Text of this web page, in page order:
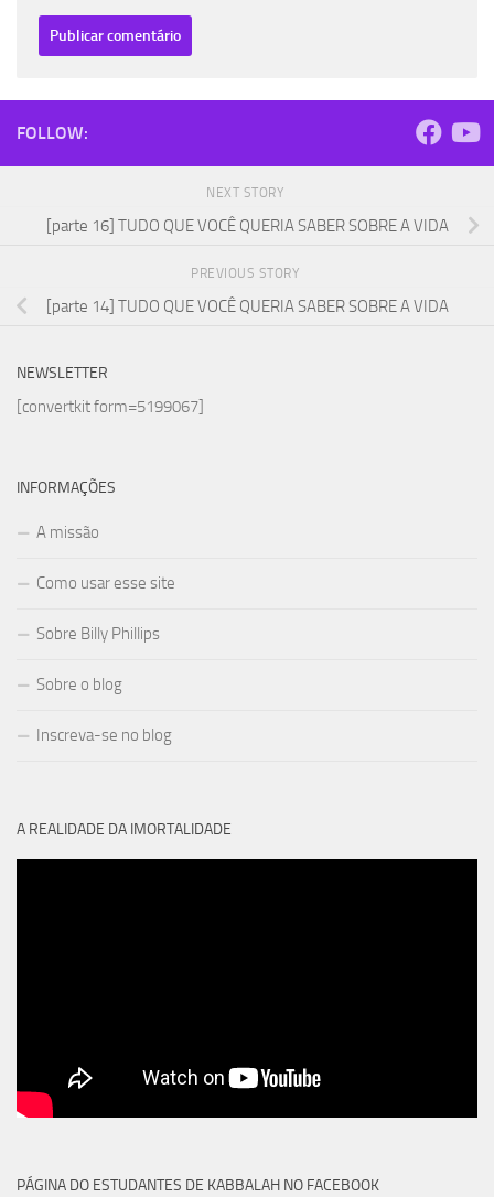
FOLLOW:
NEXT STORY
[parte 16] TUDO QUE VOCÊ QUERIA SABER SOBRE A VIDA
PREVIOUS STORY
[parte 14] TUDO QUE VOCÊ QUERIA SABER SOBRE A VIDA
NEWSLETTER
[convertkit form=5199067]
INFORMAÇÕES
A missão
Como usar esse site
Sobre Billy Phillips
Sobre o blog
Inscreva-se no blog
A REALIDADE DA IMORTALIDADE
PÁGINA DO ESTUDANTES DE KABBALAH NO FACEBOOK